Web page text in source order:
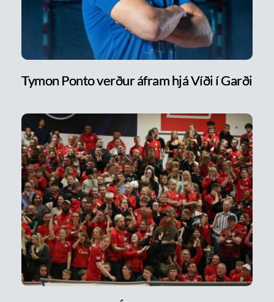
Tymon Ponto verður áfram hjá Víði í Garði